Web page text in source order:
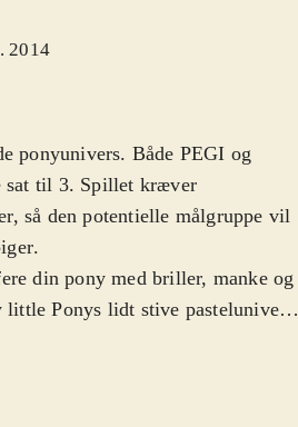
2014
ponyunivers. Både PEGI og
sat til 3. Spillet kræver
så den potentielle målgruppe vil
.
din pony med briller, manke og
Ponys lidt stive pastelunivers.
farm og dyrke marker, få venner,